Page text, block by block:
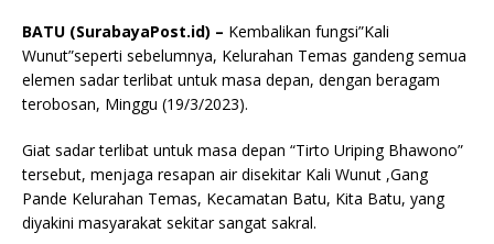
BATU (SurabayaPost.id) – Kembalikan fungsi”Kali
Wunut”seperti sebelumnya, Kelurahan Temas gandeng semua
elemen sadar terlibat untuk masa depan, dengan beragam
terobosan, Minggu (19/3/2023).
Giat sadar terlibat untuk masa depan “Tirto Uriping Bhawono”
tersebut, menjaga resapan air disekitar Kali Wunut ,Gang
Pande Kelurahan Temas, Kecamatan Batu, Kita Batu, yang
diyakini masyarakat sekitar sangat sakral.